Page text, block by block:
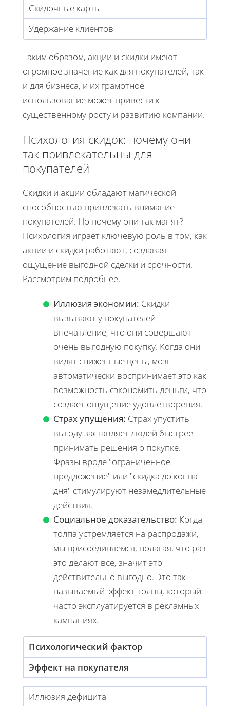
Скидочные карты
Удержание клиентов
Таким образом, акции и скидки имеют
огромное значение как для покупателей, так
и для бизнеса, и их грамотное
использование может привести к
существенному росту и развитию компании.
Психология скидок: почему они
так привлекательны для
покупателей
Скидки и акции обладают магической
способностью привлекать внимание
покупателей. Но почему они так манят?
Психология играет ключевую роль в том, как
акции и скидки работают, создавая
ощущение выгодной сделки и срочности.
Рассмотрим подробнее.
Иллюзия экономии: Скидки
вызывают у покупателей
впечатление, что они совершают
очень выгодную покупку. Когда они
видят сниженные цены, мозг
автоматически воспринимает это как
возможность сэкономить деньги, что
создает ощущение удовлетворения.
Страх упущения: Страх упустить
выгоду заставляет людей быстрее
принимать решения о покупке.
Фразы вроде "ограниченное
предложение" или "скидка до конца
дня" стимулируют незамедлительные
действия.
Социальное доказательство: Когда
толпа устремляется на распродажи,
мы присоединяемся, полагая, что раз
это делают все, значит это
действительно выгодно. Это так
называемый эффект толпы, который
часто эксплуатируется в рекламных
кампаниях.
Психологический фактор
Эффект на покупателя
Иллюзия дефицита